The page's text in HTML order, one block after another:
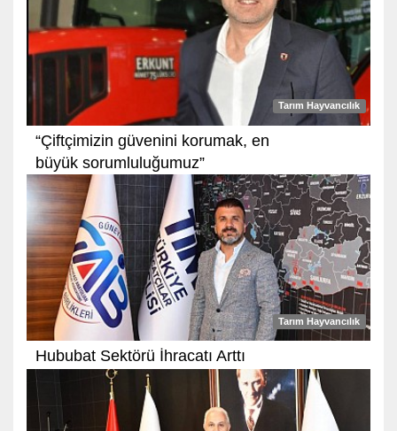
Tarım Hayvancılık
“Çiftçimizin güvenini korumak, en
büyük sorumluluğumuz”
Tarım Hayvancılık
Hububat Sektörü İhracatı Arttı